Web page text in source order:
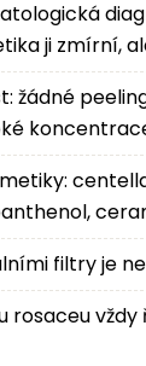
ji zmírní,
žádné
filtry je
rosaceu vždy